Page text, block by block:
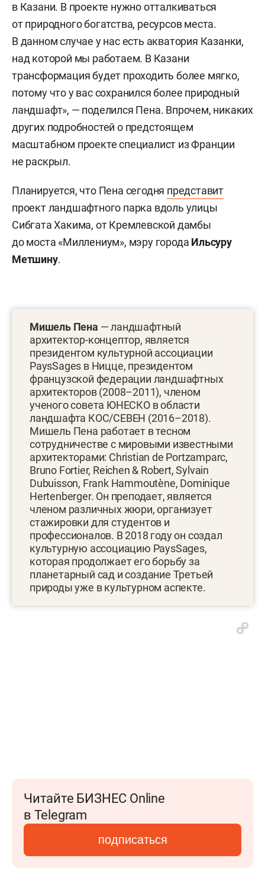
в Казани. В проекте нужно отталкиваться
от природного богатства, ресурсов места.
В данном случае у нас есть акватория Казанки,
над которой мы работаем. В Казани
трансформация будет проходить более мягко,
потому что у вас сохранился более природный
ландшафт», — поделился Пена. Впрочем, никаких
других подробностей о предстоящем
масштабном проекте специалист из Франции
не раскрыл.
Планируется, что Пена сегодня представит
проект ландшафтного парка вдоль улицы
Сибгата Хакима, от Кремлевской дамбы
до моста «Миллениум», мэру города Ильсуру
Метшину.
Мишель Пена — ландшафтный
архитектор-концептор, является
президентом культурной ассоциации
PaysSages в Ницце, президентом
французской федерации ландшафтных
архитекторов (2008–2011), членом
ученого совета ЮНЕСКО в области
ландшафта КОС/СЕВЕН (2016–2018).
Мишель Пена работает в тесном
сотрудничестве с мировыми известными
архитекторами: Christian de Portzamparc,
Bruno Fortier, Reichen & Robert, Sylvain
Dubuisson, Frank Hammoutène, Dominique
Hertenberger. Он преподает, является
членом различных жюри, организует
стажировки для студентов и
профессионалов. В 2018 году он создал
культурную ассоциацию PaysSages,
которая продолжает его борьбу за
планетарный сад и создание Третьей
природы уже в культурном аспекте.
Читайте БИЗНЕС Online
в Telegram
подписаться